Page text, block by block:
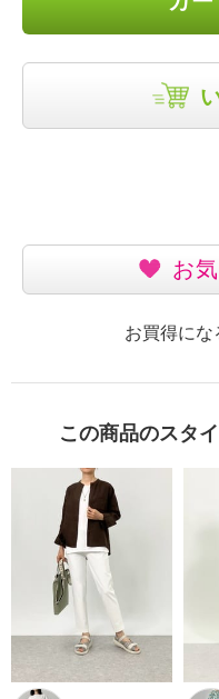
お
お買得にな
この商品のスタ